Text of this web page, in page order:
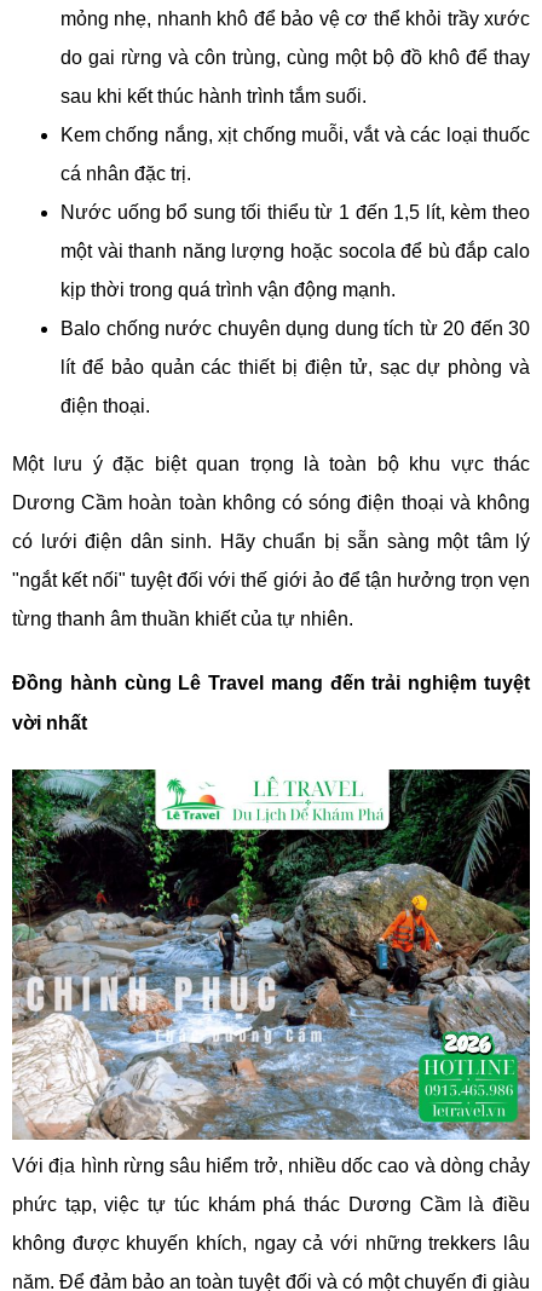
mỏng nhẹ, nhanh khô để bảo vệ cơ thể khỏi trầy xước
do gai rừng và côn trùng, cùng một bộ đồ khô để thay
sau khi kết thúc hành trình tắm suối.
Kem chống nắng, xịt chống muỗi, vắt và các loại thuốc
cá nhân đặc trị.
Nước uống bổ sung tối thiểu từ 1 đến 1,5 lít, kèm theo
một vài thanh năng lượng hoặc socola để bù đắp calo
kịp thời trong quá trình vận động mạnh.
Balo chống nước chuyên dụng dung tích từ 20 đến 30
lít để bảo quản các thiết bị điện tử, sạc dự phòng và
điện thoại.
Một lưu ý đặc biệt quan trọng là toàn bộ khu vực thác
Dương Cầm hoàn toàn không có sóng điện thoại và không
có lưới điện dân sinh. Hãy chuẩn bị sẵn sàng một tâm lý
"ngắt kết nối" tuyệt đối với thế giới ảo để tận hưởng trọn vẹn
từng thanh âm thuần khiết của tự nhiên.
Đồng hành cùng Lê Travel mang đến trải nghiệm tuyệt
vời nhất
Với địa hình rừng sâu hiểm trở, nhiều dốc cao và dòng chảy
phức tạp, việc tự túc khám phá thác Dương Cầm là điều
không được khuyến khích, ngay cả với những trekkers lâu
năm. Để đảm bảo an toàn tuyệt đối và có một chuyến đi giàu